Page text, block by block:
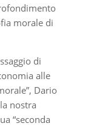
morale di
di
alle
Dario
nostra
“seconda